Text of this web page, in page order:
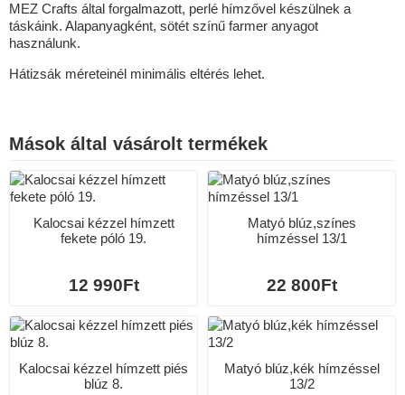
MEZ Crafts által forgalmazott, perlé hímzővel készülnek a
táskáink. Alapanyagként, sötét színű farmer anyagot
használunk.
Hátizsák méreteinél minimális eltérés lehet.
Mások által vásárolt termékek
Kalocsai kézzel hímzett
fekete póló 19.
12 990Ft
Matyó blúz,színes
hímzéssel 13/1
22 800Ft
Kalocsai kézzel hímzett piés
blúz 8.
Matyó blúz,kék hímzéssel
13/2